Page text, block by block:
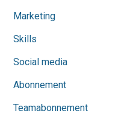
Marketing
Skills
Social media
Abonnement
Teamabonnement